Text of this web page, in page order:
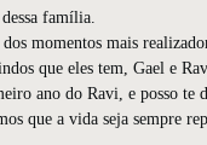
família.
momentos mais
que eles tem, Gael e
ano do Ravi, e posso
que a vida seja sempre